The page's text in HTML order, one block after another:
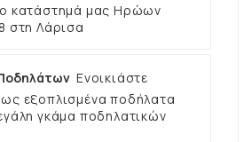
κατάστημά μας Ηρώων
στη Λάρισα
Ενοικιάστε
εξοπλισμένα ποδήλατα
γκάμα ποδηλατικών